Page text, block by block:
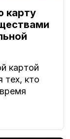
карту
картой
тех, кто